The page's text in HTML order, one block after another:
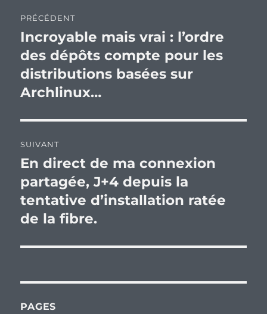
de
l’article
PRÉCÉDENT
Publication
précédente :
Incroyable mais vrai : l’ordre
des dépôts compte pour les
distributions basées sur
Archlinux…
SUIVANT
Publication
suivante :
En direct de ma connexion
partagée, J+4 depuis la
tentative d’installation ratée
de la fibre.
PAGES